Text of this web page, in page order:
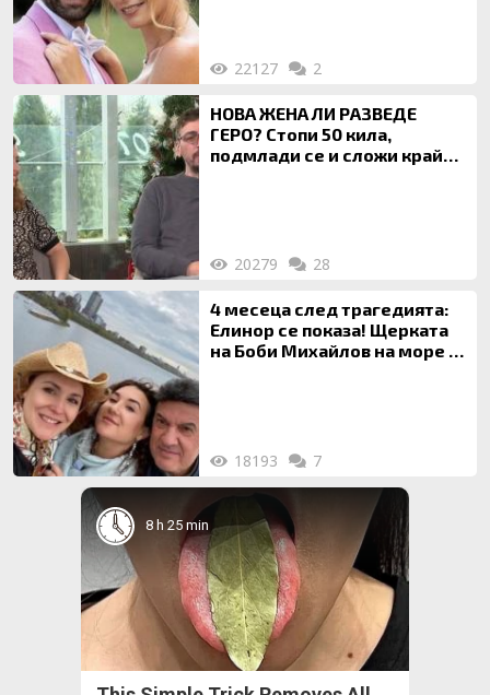
22127 2
НОВА ЖЕНА ЛИ РАЗВЕДЕ
ГЕРО? Стопи 50 кила,
подмлади се и сложи край
20279 28
4 месеца след трагедията:
Елинор се показа! Щерката
на Боби Михайлов на море с
18193 7
8 h 25 min